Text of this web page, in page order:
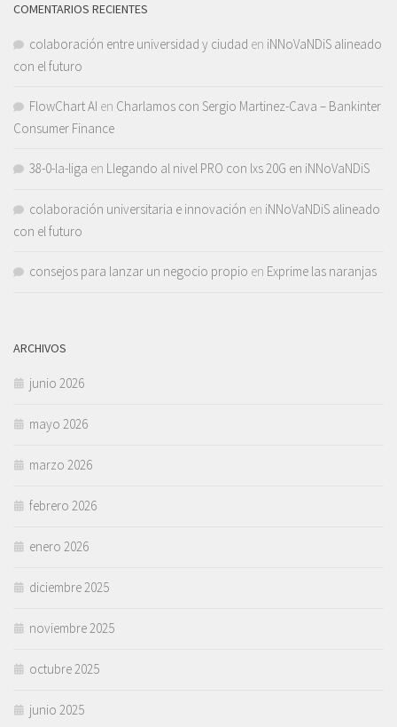
COMENTARIOS RECIENTES
colaboración entre universidad y ciudad en iNNoVaNDiS alineado
con el futuro
FlowChart AI en Charlamos con Sergio Martinez-Cava – Bankinter
Consumer Finance
38-0-la-liga en Llegando al nivel PRO con lxs 20G en iNNoVaNDiS
colaboración universitaria e innovación en iNNoVaNDiS alineado
con el futuro
consejos para lanzar un negocio propio en Exprime las naranjas
ARCHIVOS
junio 2026
mayo 2026
marzo 2026
febrero 2026
enero 2026
diciembre 2025
noviembre 2025
octubre 2025
junio 2025